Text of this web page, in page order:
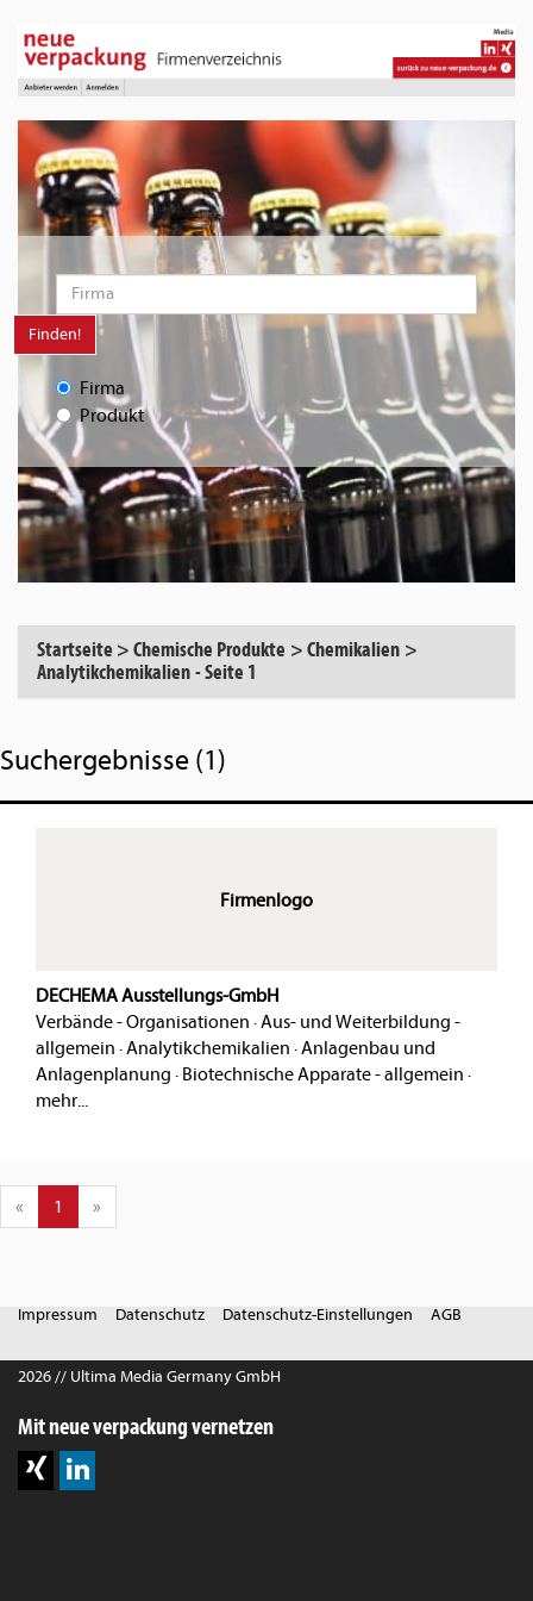
Finden!
Firma
Produkt
Startseite >Chemische Produkte >Chemikalien >
Analytikchemikalien-Seite 1
Suchergebnisse (1)
Firmenlogo
DECHEMA Ausstellungs-GmbH
Verbände - Organisationen ·Aus- und Weiterbildung -
allgemein ·Analytikchemikalien ·Anlagenbau und
Anlagenplanung · Biotechnische Apparate - allgemein ·
mehr...
« 1 »
Impressum Datenschutz Datenschutz-Einstellungen AGB
2026 // Ultima Media Germany GmbH
Mit neue verpackung vernetzen